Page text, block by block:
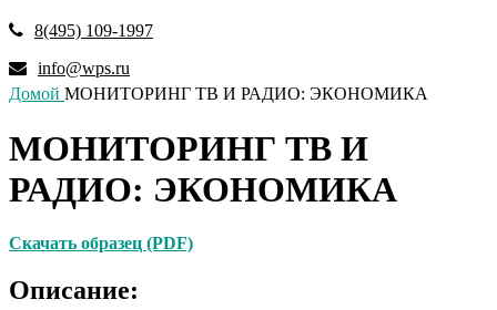
8(495) 109-1997
info@wps.ru
Домой МОНИТОРИНГ ТВ И РАДИО: ЭКОНОМИКА
МОНИТОРИНГ ТВ И
РАДИО: ЭКОНОМИКА
Скачать образец (PDF)
Описание: